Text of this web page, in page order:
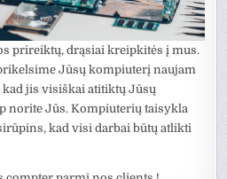
prireiktų, drąsiai kreipkitės į mus.
Jūsų kompiuterį naujam
jis visiškai atitiktų Jūsų
norite Jūs. Kompiuterių taisykla
kad visi darbai būtų atlikti